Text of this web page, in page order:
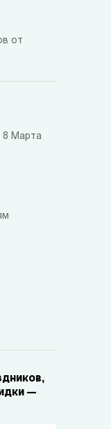
от
8 Марта
—